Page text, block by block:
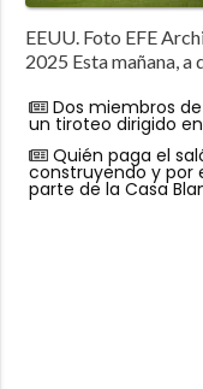
EEUU. Foto EFE
2025 Esta mañana, a
Dos miembros
un tiroteo dirigido
Quién paga el
construyendo y por
parte de la Casa